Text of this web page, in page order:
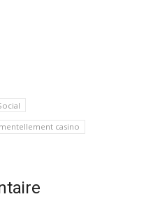
casino